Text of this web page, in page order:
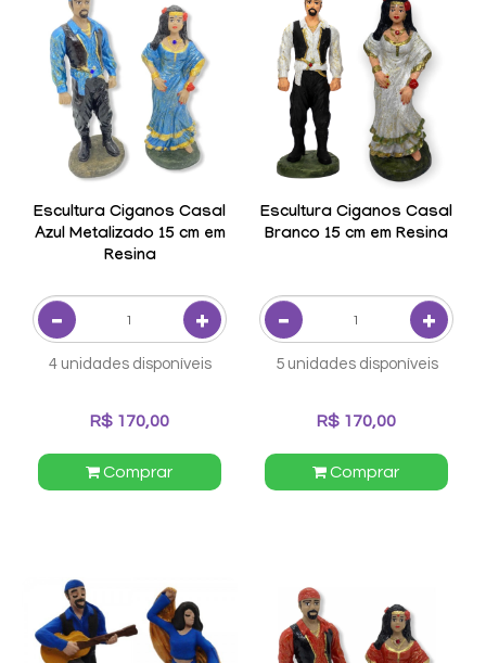
Escultura Ciganos Casal
Azul Metalizado 15 cm em
Resina
4 unidades disponíveis
R$ 170,00
Comprar
Escultura Ciganos Casal
Branco 15 cm em Resina
5 unidades disponíveis
R$ 170,00
Comprar